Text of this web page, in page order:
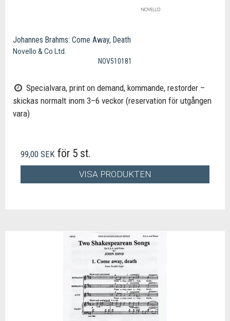
Johannes Brahms: Come Away, Death
Novello & Co Ltd.
NOV510181
Specialvara, print on demand, kommande, restorder –
skickas normalt inom 3–6 veckor (reservation för utgången
vara)
99,00 SEK för 5 st.
VISA PRODUKTEN